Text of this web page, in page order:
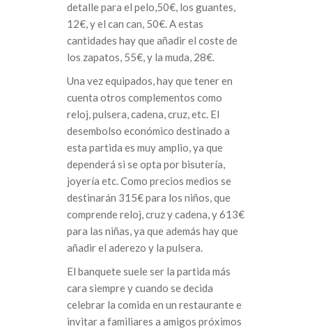
detalle para el pelo,50€, los guantes,
12€, y el can can, 50€. A estas
cantidades hay que añadir el coste de
los zapatos, 55€, y la muda, 28€.
Una vez equipados, hay que tener en
cuenta otros complementos como
reloj, pulsera, cadena, cruz, etc. El
desembolso económico destinado a
esta partida es muy amplio, ya que
dependerá si se opta por bisutería,
joyería etc. Como precios medios se
destinarán 315€ para los niños, que
comprende reloj, cruz y cadena, y 613€
para las niñas, ya que además hay que
añadir el aderezo y la pulsera.
El banquete suele ser la partida más
cara siempre y cuando se decida
celebrar la comida en un restaurante e
invitar a familiares a amigos próximos